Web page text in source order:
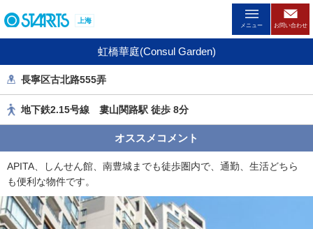
ー
ジ
移
す
め
ン
ク
上海
メニュー お問い合わせ
虹橋華庭(Consul Garden)
長寧区古北路555弄
地下鉄2.15号線 婁山関路駅 徒歩 8分
オススメコメント
APITA、しんせん館、南豊城までも徒歩圏内で、通勤、生活どちら
も便利な物件です。